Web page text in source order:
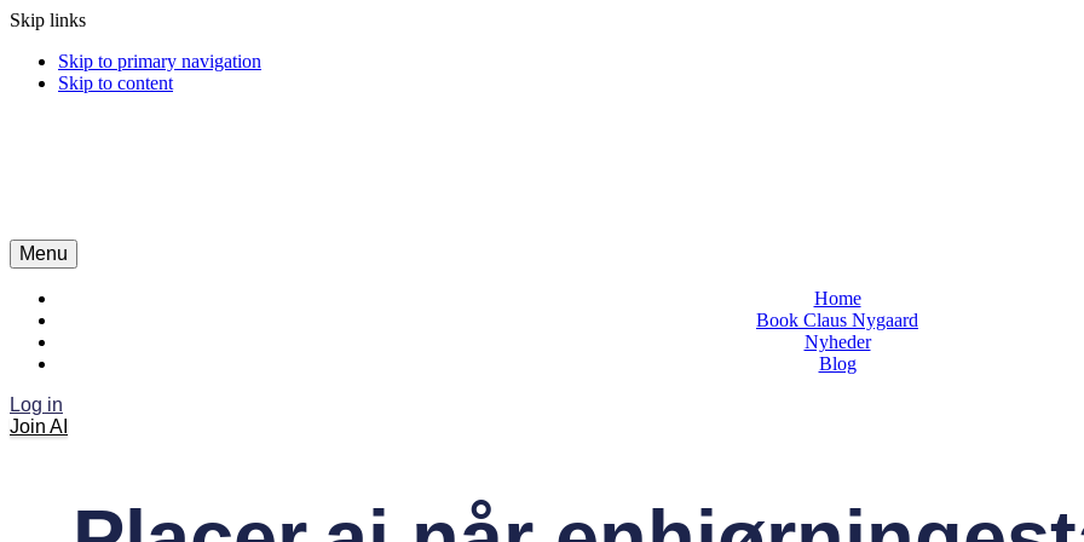
Skip links
Skip to primary navigation
Skip to content
Menu
Home
Book Claus Nygaard
Nyheder
Blog
Log in
Join AI